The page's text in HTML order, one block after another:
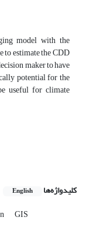
model with the
estimate the CDD
maker to have
potential for the
useful for climate
کلیدواژه‌ها English
GIS